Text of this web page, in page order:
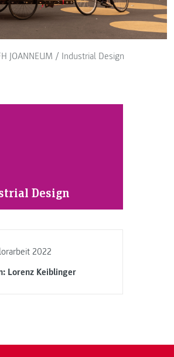
Design
2022
Lorenz Keiblinger
JOANNEUM / Industrial Design